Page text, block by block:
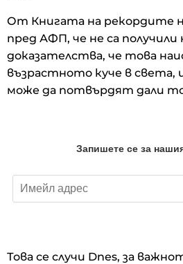
От Книгата на рекордите
пред АФП, че не са получили
доказателства, че това
възрастното куче в света,
може да потвърдят дали
Това се случи Dnes, за